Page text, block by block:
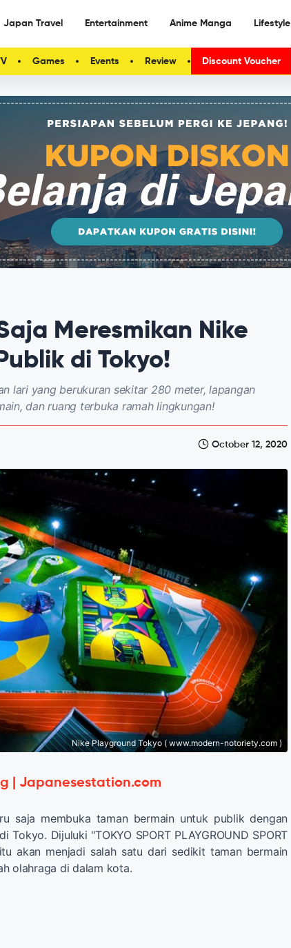
Japan Travel Entertainment Anime Manga Lifestyle
Games Events Review Discount Voucher
Meresmikan Nike
di Tokyo!
lari yang berukuran sekitar 280 meter, lapangan
dan ruang terbuka ramah lingkungan!
October 12, 2020
Nike Playground Tokyo ( www.modern-notoriety.com )
| Japanesestation.com
saja membuka taman bermain untuk publik dengan
Tokyo. Dijuluki "TOKYO SPORT PLAYGROUND SPORT
akan menjadi salah satu dari sedikit taman bermain
olahraga di dalam kota.